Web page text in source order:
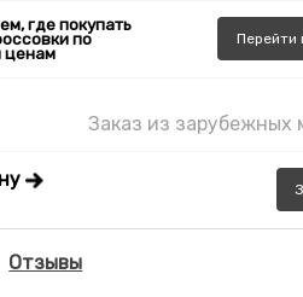
где покупать
по
ценам
Перейти
Заказ из зарубежных
Отзывы